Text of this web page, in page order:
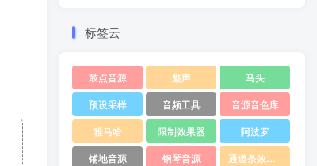
标签云
鼓点音源 魅声
马头
预设采样
音频工具
音源音色库
雅马哈
限制效果器
阿波罗
铺地音源
钢琴音源
通道条效果器